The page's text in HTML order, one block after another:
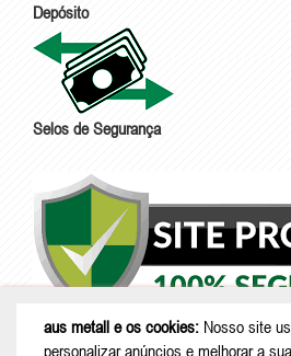
Depósito
Selos de Segurança
aus metall e os cookies: Nosso site
personalizar anúncios e melhorar a